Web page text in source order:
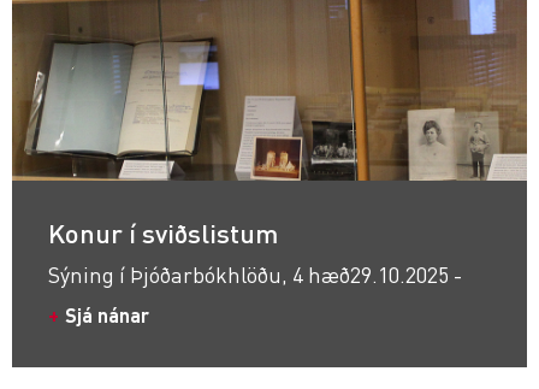
Konur í sviðslistum
Sýning í Þjóðarbókhlöðu, 4 hæð29.10.2025 -
Sjá nánar